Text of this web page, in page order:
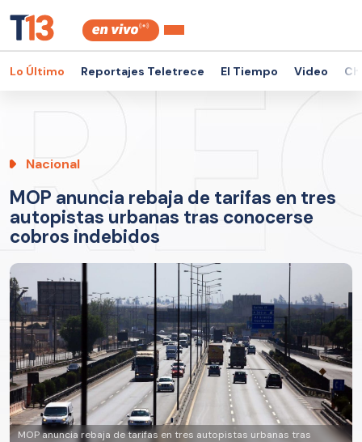
Lo Último Reportajes Teletrece El Tiempo Video
Nacional
MOP anuncia rebaja de tarifas en tres
autopistas urbanas tras conocerse
cobros indebidos
MOP anuncia rebaja de tarifas en tres autopistas urbanas tras